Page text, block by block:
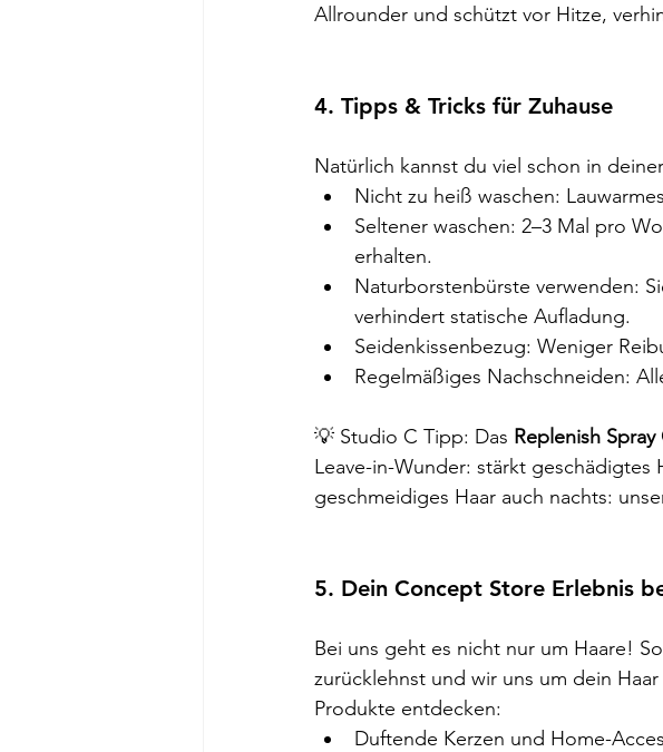
Allrounder und schützt vor Hitze,
4. Tipps & Tricks für Zuhause
Natürlich kannst du viel schon in
Nicht zu heiß waschen:
Seltener waschen: 2–3 Mal pro
erhalten.
Naturborstenbürste verwenden:
verhindert statische Aufladung.
Seidenkissenbezug: Weniger
Regelmäßiges Nachschneiden:
💡 Studio C Tipp: Das Replenish
Leave-in-Wunder: stärkt geschädigtes
geschmeidiges Haar auch nachts:
5. Dein Concept Store Erlebnis
Bei uns geht es nicht nur um Haare!
zurücklehnst und wir uns um dein
Produkte entdecken:
Duftende Kerzen und Home-